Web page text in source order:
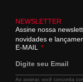
NEWSLETTER
Assine nossa
novidades e
E-MAIL
Ao assinar, você concorda